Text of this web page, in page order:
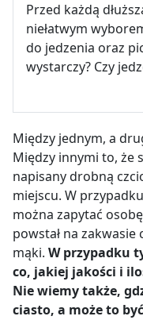
Przed każdą
niełatwym
do jedzenia oraz
wystarczy? Czy
Między jednym, a
Między innymi to, że
napisany drobną
miejscu. W
można zapytać
powstał na
mąki. W przypadku
co, jakiej jakości i
Nie wiemy także,
ciasto, a może to